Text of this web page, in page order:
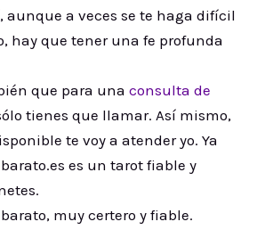
aunque a veces se te haga difícil
hay que tener una fe profunda
que para unaconsulta de
tienes que llamar. Así mismo,
te voy a atender yo. Ya
es un tarot fiable y
muy certero y fiable.